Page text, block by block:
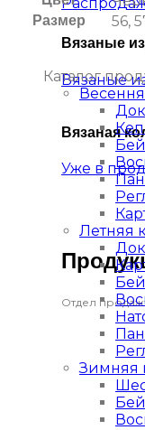
Вязаные
Вязаные
Вязаная
Уже в
Отдел
Размер 56,
Каталог
Летняя
Зимняя